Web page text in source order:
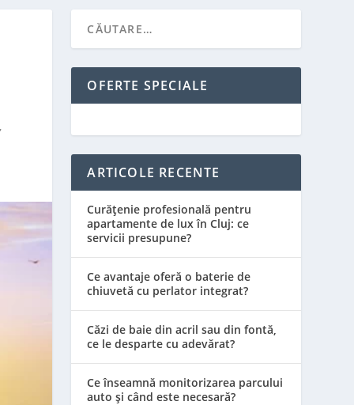
OFERTE SPECIALE
ARTICOLE RECENTE
Curățenie profesională pentru
apartamente de lux în Cluj: ce
servicii presupune?
Ce avantaje oferă o baterie de
chiuvetă cu perlator integrat?
Căzi de baie din acril sau din fontă,
ce le desparte cu adevărat?
Ce înseamnă monitorizarea parcului
auto și când este necesară?